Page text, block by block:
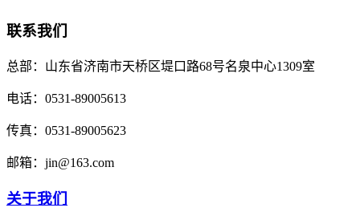
联系我们
总部： 山东省济南市天桥区堤口路68号名泉中心1309室
电话： 0531-89005613
传真： 0531-89005623
邮箱： jin@163.com
关于我们